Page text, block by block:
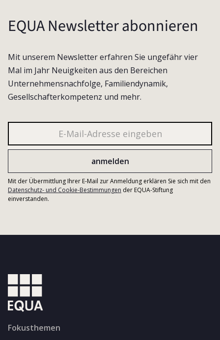
EQUA Newsletter abonnieren
Mit unserem Newsletter erfahren Sie ungefähr vier
Mal im Jahr Neuigkeiten aus den Bereichen
Unternehmensnachfolge, Familiendynamik,
Gesellschafterkompetenz und mehr.
Mit der Übermittlung Ihrer E-Mail zur Anmeldung erklären Sie sich mit den
Datenschutz- und Cookie-Bestimmungen der EQUA-Stiftung
einverstanden.
Fokusthemen